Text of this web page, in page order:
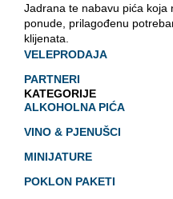
Jadrana te nabavu pića koja
ponude, prilagođenu
klijenata.
VELEPRODAJA
PARTNERI
KATEGORIJE
ALKOHOLNA PIĆA
VINO & PJENUŠCI
MINIJATURE
POKLON PAKETI